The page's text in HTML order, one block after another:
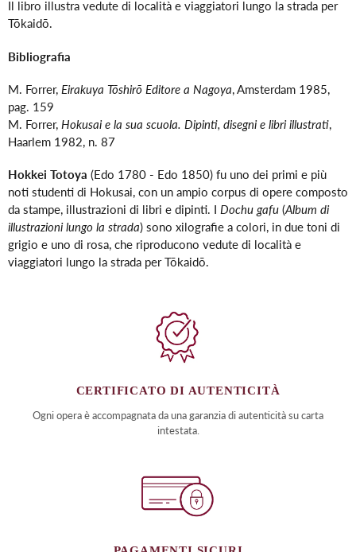
Il libro illustra vedute di località e viaggiatori lungo la strada per
Tōkaidō.
Bibliografia
M. Forrer, Eirakuya Tōshirō Editore a Nagoya, Amsterdam 1985,
pag. 159
M. Forrer, Hokusai e la sua scuola. Dipinti, disegni e libri illustrati,
Haarlem 1982, n. 87
Hokkei Totoya (Edo 1780 - Edo 1850) fu uno dei primi e più
noti studenti di Hokusai, con un ampio corpus di opere composto
da stampe, illustrazioni di libri e dipinti. I Dochu gafu (Album di
illustrazioni lungo la strada) sono xilografie a colori, in due toni di
grigio e uno di rosa, che riproducono vedute di località e
viaggiatori lungo la strada per Tōkaidō.
CERTIFICATO DI AUTENTICITÀ
Ogni opera è accompagnata da una garanzia di autenticità su carta
intestata.